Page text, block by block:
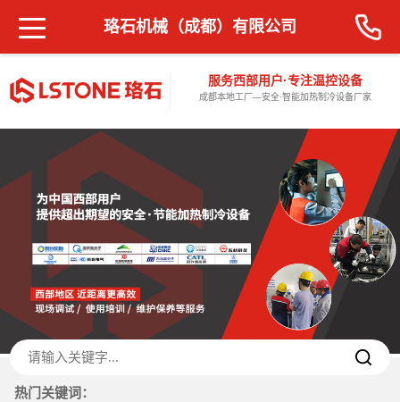
服务西部用户·专注温控设备
成都本地工厂—安全·智能加热制冷设备厂家
珞石机械（成都）有限公司
热门关键词：